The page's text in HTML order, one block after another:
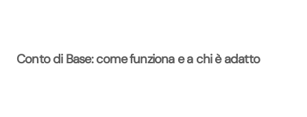
Conto di Base: come funziona e a chi è adatto